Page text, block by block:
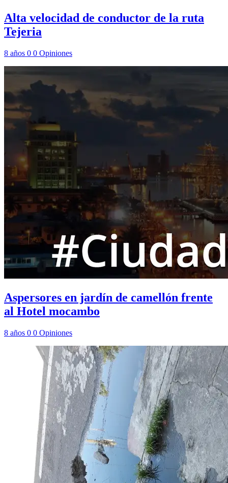
Alta velocidad de conductor de la ruta
Tejeria
8 años 0 0 Opiniones
Aspersores en jardín de camellón frente
al Hotel mocambo
8 años 0 0 Opiniones